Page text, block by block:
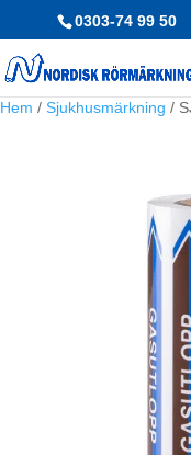
0303-74 99 50
Hem / Sjukhusmärkning /